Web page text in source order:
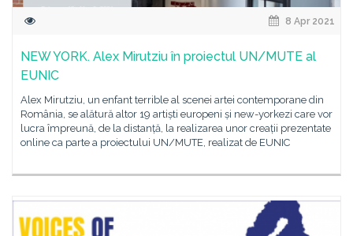
8 Apr 2021
NEW YORK. Alex Mirutziu în proiectul UN/MUTE al
EUNIC
Alex Mirutziu, un enfant terrible al scenei artei contemporane din
România, se alătură altor 19 artiști europeni și new-yorkezi care vor
lucra împreună, de la distanță, la realizarea unor creații prezentate
online ca parte a proiectului UN/MUTE, realizat de EUNIC